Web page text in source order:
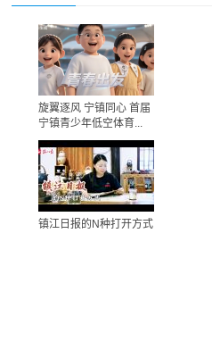
旋翼逐风 宁镇同心 首届
宁镇青少年低空体育...
镇江日报的N种打开方式